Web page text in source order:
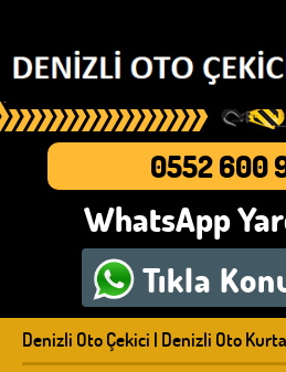
0552 600
WhatsApp
Tıkla
Denizli Oto Çekici | Denizli Oto